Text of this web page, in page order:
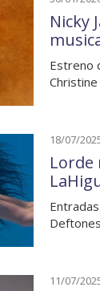
Nicky
Estreno
18/07/
Lorde
Deftones
11/07/